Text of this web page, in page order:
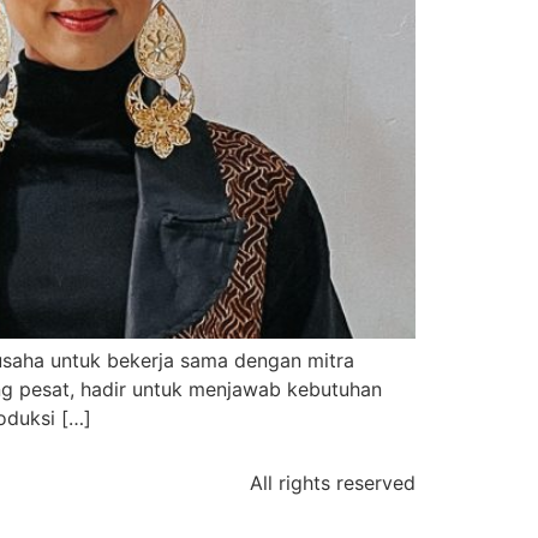
untuk bekerja sama dengan mitra
pesat, hadir untuk menjawab kebutuhan
[…]
All rights reserved